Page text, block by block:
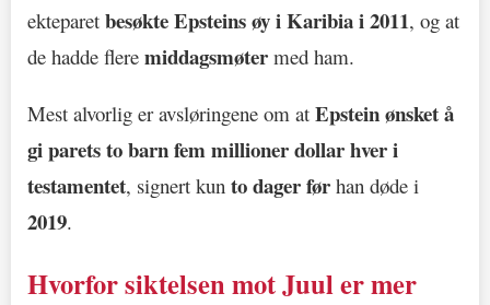
ekteparet besøkte Epsteins øy i Karibia i 2011, og at
de hadde flere middagsmøter med ham.
Mest alvorlig er avsløringene om at Epstein ønsket å
gi parets to barn fem millioner dollar hver i
testamentet, signert kun to dager før han døde i
2019.
Hvorfor siktelsen mot Juul er mer